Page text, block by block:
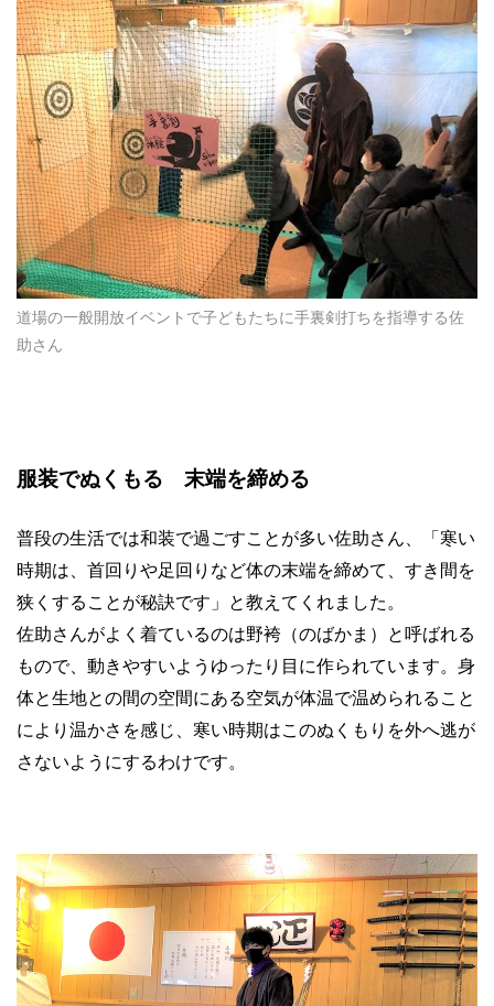
道場の一般開放イベントで子どもたちに手裏剣打ちを指導する佐
助さん
服装でぬくもる 末端を締める
普段の生活では和装で過ごすことが多い佐助さん、「寒い
時期は、首回りや足回りなど体の末端を締めて、すき間を
狭くすることが秘訣です」と教えてくれました。
佐助さんがよく着ているのは野袴（のばかま）と呼ばれる
もので、動きやすいようゆったり目に作られています。身
体と生地との間の空間にある空気が体温で温められること
により温かさを感じ、寒い時期はこのぬくもりを外へ逃が
さないようにするわけです。